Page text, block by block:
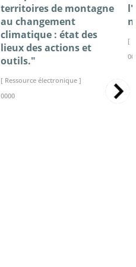
territoires de montagne
au changement
climatique : état des
lieux des actions et
outils."
[ Ressource électronique ]
0000
[